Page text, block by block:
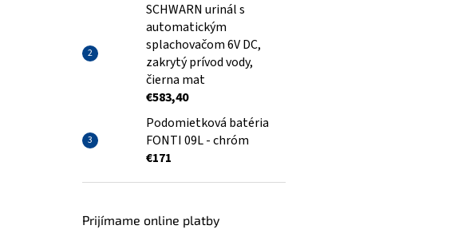
SCHWARN urinál s
automatickým
splachovačom 6V DC,
zakrytý prívod vody,
čierna mat
€583,40
Podomietková batéria
FONTI 09L - chróm
€171
Prijímame online platby